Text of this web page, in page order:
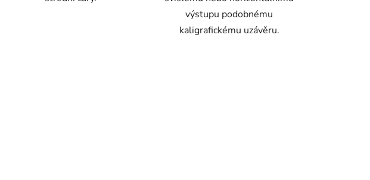
výstupu podobnému
kaligrafickému uzávěru.